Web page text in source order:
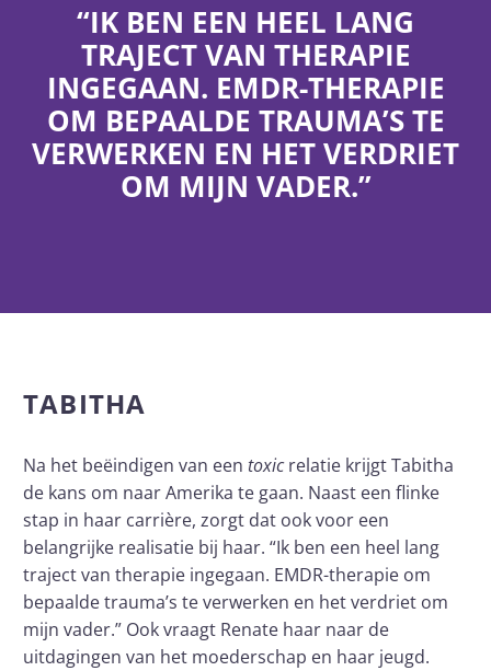
“IK BEN EEN HEEL LANG
TRAJECT VAN THERAPIE
INGEGAAN. EMDR-THERAPIE
OM BEPAALDE TRAUMA’S TE
VERWERKEN EN HET VERDRIET
OM MIJN VADER.”
TABITHA
Na het beëindigen van een toxicrelatie krijgt Tabitha
de kans om naar Amerika te gaan. Naast een flinke
stap in haar carrière, zorgt dat ook voor een
belangrijke realisatie bij haar. “Ik ben een heel lang
traject van therapie ingegaan. EMDR-therapie om
bepaalde trauma’s te verwerken en het verdriet om
mijn vader.” Ook vraagt Renate haar naar de
uitdagingen van het moederschap en haar jeugd.